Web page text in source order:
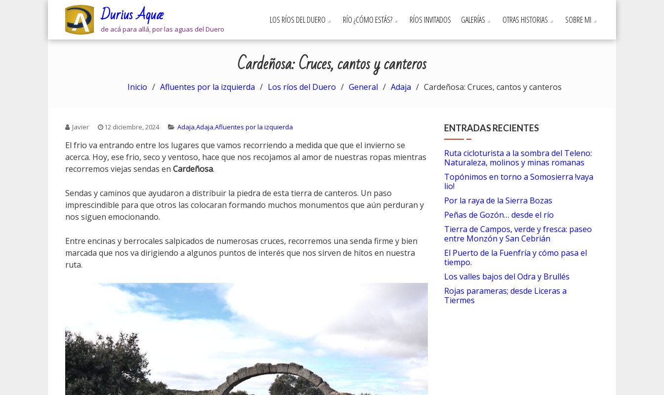
Durius Aquæ
de acá para allá, por las aguas del Duero
LOS RÍOS DEL DUERO RÍO ¿CÓMO ESTÁS? RÍOS INVITADOS GALERÍAS OTRAS HISTORIAS SOBRE MI
Cardeñosa: Cruces, cantos y canteros
Inicio Afluentes por la izquierda Los ríos del Duero General Adaja Cardeñosa: Cruces, cantos y canteros
Javier 12 diciembre, 2024 Adaja,Adaja,Afluentes por la izquierda
El frio va entrando entre los lugares que vamos recorriendo a medida que que el invierno se
acerca. Hoy, ese frio, seco y ventoso, hace que nos recojamos al amor de nuestras ropas mientras
recorremos viejas sendas en Cardeñosa.
Sendas y caminos que ayudaron a distribuir la piedra de esta tierra de canteros. Un paso
imprescindible para que otros las colocaran formando muchos monumentos que aún perduran y
nos siguen emocionando.
Entre encinas y berrocales salpicados de numerosas cruces, recorremos una senda firme y bien
marcada que nos va dirigiendo a algunos puntos de interés que nos sirven de hitos en nuestra
ruta.
ENTRADAS RECIENTES
Ruta cicloturista a la sombra del Teleno:
Naturaleza, molinos y minas romanas
Topónimos en torno a Somosierra !vaya
lio!
Por la raya de la Sierra Bozas
Peñas de Gozón… desde el río
Tierra de Campos, verde y fresca: paseo
entre Monzón y San Cebrián
El Puerto de la Fuenfría y cómo pasa el
tiempo.
Los valles bajos del Odra y Brullés
Rojas parameras; desde Liceras a
Tiermes